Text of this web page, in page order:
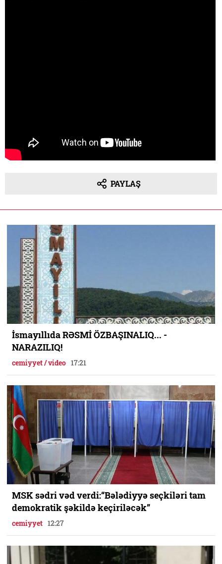
PAYLAŞ
İsmayıllıda RƏSMİ ÖZBAŞINALIQ... -
NARAZILIQ!
cemiyyet / video 17:21
MSK sədri vəd verdi:“Bələdiyyə seçkiləri tam
demokratik şəkildə keçiriləcək”
cemiyyet 12:27